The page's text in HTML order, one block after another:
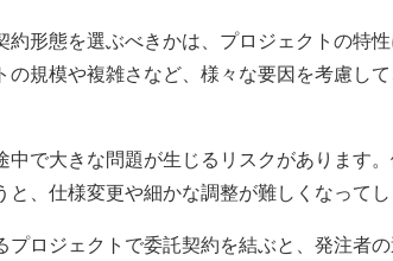
約形態を選ぶべきかは、プロジェクトの特
の規模や複雑さなど、様々な要因を考慮し
中で大きな問題が生じるリスクがあります
、仕様変更や細かな調整が難しくなってし
プロジェクトで委託契約を結ぶと、発注者